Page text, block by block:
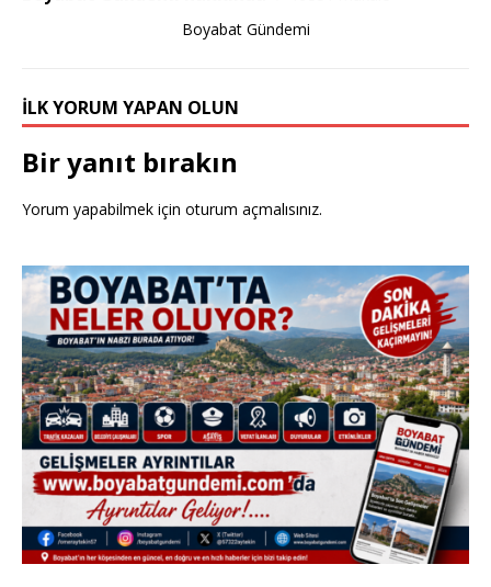
Boyabat Gündemi
İLK YORUM YAPAN OLUN
Bir yanıt bırakın
Yorum yapabilmek için oturum açmalısınız.